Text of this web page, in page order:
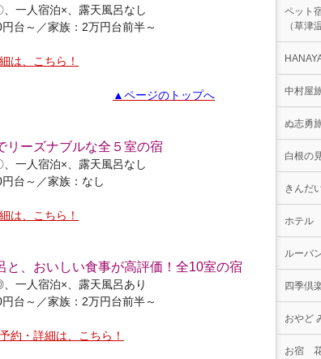
一人宿泊×、露天風呂なし
台～／家族：2万円台前半～
は、こちら！
▲ページのトップへ
リーズナブルな全５室の宿
一人宿泊×、露天風呂なし
台～／家族：なし
は、こちら！
、おいしい食事が高評価！全10室の宿
一人宿泊×、露天風呂あり
台～／家族：2万円台前半～
約・詳細は、こちら！
ペット
（草津
中村屋
ぬ志勇
白根の
きんだ
ホテル
ルーバ
四季倶
おやど
お宿 花